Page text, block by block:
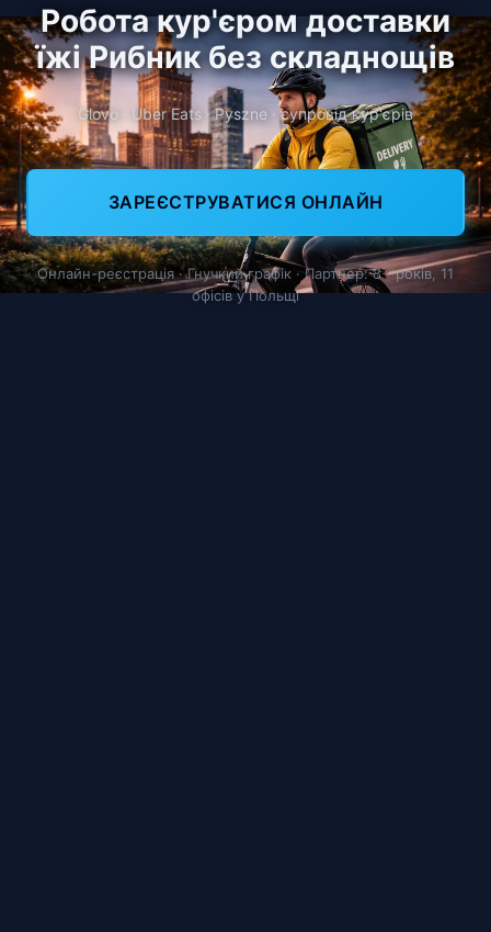
Робота кур'єром доставки
їжі Рибник без складнощів
Glovo · Uber Eats · Pyszne · супровід кур'єрів
ЗАРЕЄСТРУВАТИСЯ ОНЛАЙН
Онлайн-реєстрація · Гнучкий графік · Партнер: 8+ років, 11
офісів у Польщі